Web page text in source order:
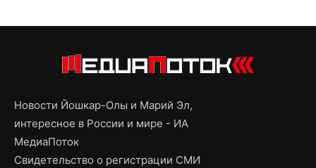
Новости Йошкар-Олы и Марий Эл,
интересное в России и мире - ИА
МедиаПоток
Свидетельство о регистрации СМИ